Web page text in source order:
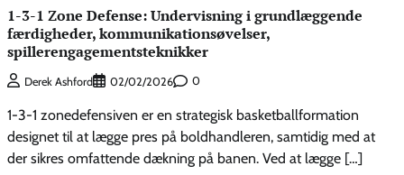
1-3-1 Zone Defense: Undervisning i grundlæggende
færdigheder, kommunikationsøvelser,
spillerengagementsteknikker
Derek Ashford 02/02/2026 0
1-3-1 zonedefensiven er en strategisk basketballformation
designet til at lægge pres på boldhandleren, samtidig med at
der sikres omfattende dækning på banen. Ved at lægge […]